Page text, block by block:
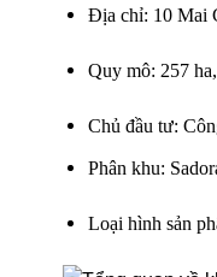
Địa chỉ: 10 Mai
Quy mô: 257
Chủ đầu tư:
Phân khu:
Loại hình sản